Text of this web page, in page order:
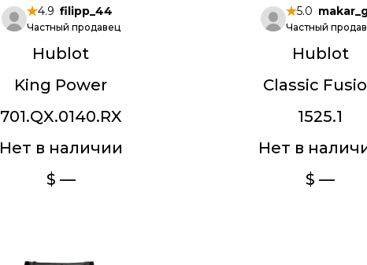
4.9 filipp_44
Частный продавец
Hublot
King Power
701.QX.0140.RX
Нет в наличии
$ —
5.0
Частный
Hublot
Classic
1525.1
Нет в
$ —